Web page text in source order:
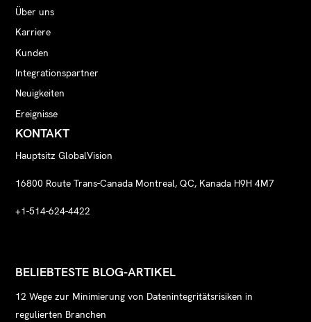
Über uns
Karriere
Kunden
Integrationspartner
Neuigkeiten
Ereignisse
KONTAKT
Hauptsitz GlobalVision
16800 Route Trans-Canada Montreal, QC, Kanada H9H 4M7
+1-514-624-4422
BELIEBTESTE BLOG-ARTIKEL
12 Wege zur Minimierung von Datenintegritätsrisiken in
regulierten Branchen